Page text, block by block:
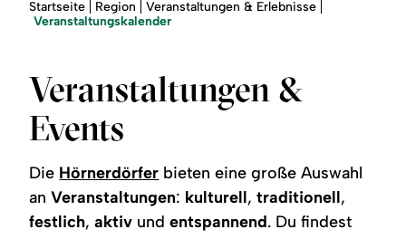
Region
Sie
sind
Startseite Region
Veranstaltungen & Erlebnisse
Veranstaltungskalender
Veranstaltungen &
Events
Die Hörnerdörfer bieten eine große Auswahl
anVeranstaltungen: kulturell,traditionell,
festlich,aktiv undentspannend. Du findest